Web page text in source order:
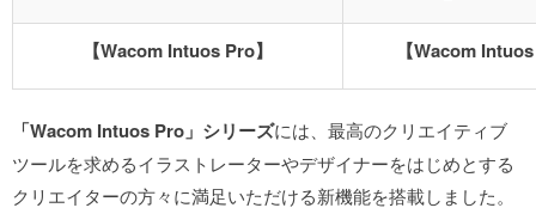
【Wacom Intuos Pro】 【Wacom
「Wacom Intuos Pro」シリーズには、最高のクリエイティブ
ツールを求めるイラストレーターやデザイナーをはじめとする
クリエイターの方々に満足いただける新機能を搭載しました。